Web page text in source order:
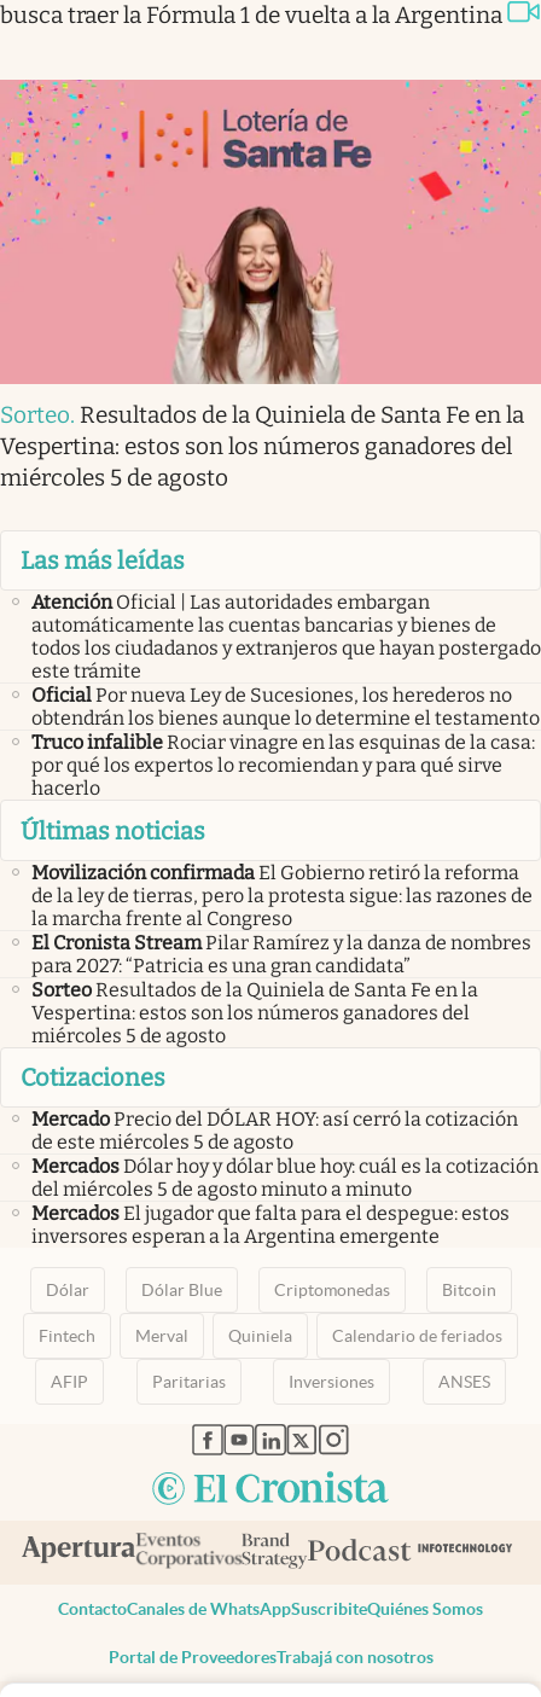
busca traer la Fórmula 1 de vuelta a la Argentina
Sorteo. Resultados de la Quiniela de Santa Fe en la
Vespertina: estos son los números ganadores del
miércoles 5 de agosto
Las más leídas
Atención Oficial | Las autoridades embargan
automáticamente las cuentas bancarias y bienes de
todos los ciudadanos y extranjeros que hayan postergado
este trámite
OficialPor nueva Ley de Sucesiones, los herederos no
obtendrán los bienes aunque lo determine el testamento
Truco infalibleRociar vinagre en las esquinas de la casa:
por qué los expertos lo recomiendan y para qué sirve
hacerlo
Últimas noticias
Movilización confirmadaEl Gobierno retiró la reforma
de la ley de tierras, pero la protesta sigue: las razones de
la marcha frente al Congreso
El Cronista StreamPilar Ramírez y la danza de nombres
para 2027: “Patricia es una gran candidata”
SorteoResultados de la Quiniela de Santa Fe en la
Vespertina: estos son los números ganadores del
miércoles 5 de agosto
Cotizaciones
MercadoPrecio del DÓLAR HOY: así cerró la cotización
de este miércoles 5 de agosto
MercadosDólar hoy y dólar blue hoy: cuál es la cotización
del miércoles 5 de agosto minuto a minuto
MercadosEl jugador que falta para el despegue: estos
inversores esperan a la Argentina emergente
Dólar Dólar Blue Criptomonedas Bitcoin
Fintech Merval Quiniela Calendario de feriados
AFIP Paritarias Inversiones ANSES
abre en nueva pestaña
abre en nueva pestaña
abre en nueva pestaña
abre en nueva pestaña
abre en nueva pestaña
ContactoCanales de WhatsAppSuscribiteQuiénes Somos
Portal de ProveedoresTrabajá con nosotros